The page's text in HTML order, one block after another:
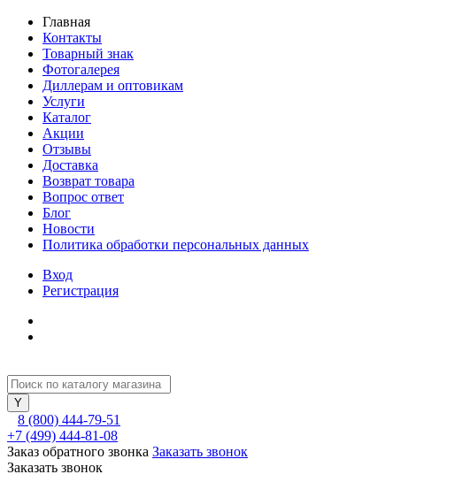
Главная
Контакты
Товарный знак
Фотогалерея
Диллерам и оптовикам
Услуги
Каталог
Акции
Отзывы
Доставка
Возврат товара
Вопрос ответ
Блог
Новости
Политика обработки персональных данных
Вход
Регистрация
8 (800) 444-79-51
+7 (499) 444-81-08
Заказ обратного звонка Заказать звонок
Заказать звонок